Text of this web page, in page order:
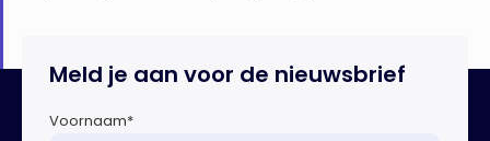
Meld je aan voor de nieuwsbrief
Voornaam*